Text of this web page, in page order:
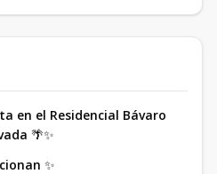
en el Residencial Bávaro
🌴✨
✨